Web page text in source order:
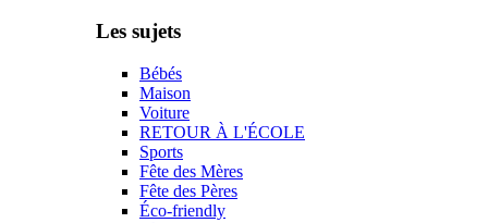
Les sujets
Bébés
Maison
Voiture
RETOUR À L'ÉCOLE
Sports
Fête des Mères
Fête des Pères
Éco-friendly